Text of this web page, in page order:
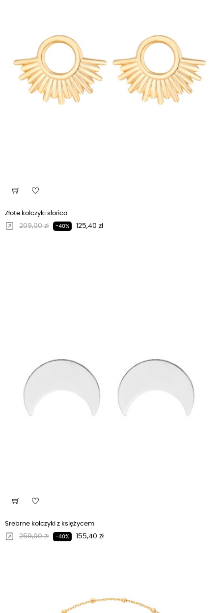
Złote kolczyki słońca
Regularna cena
209,00 zł -40% Cena
125,40 zł
Srebrne kolczyki z księżycem
Regularna cena
259,00 zł -40% Cena
155,40 zł